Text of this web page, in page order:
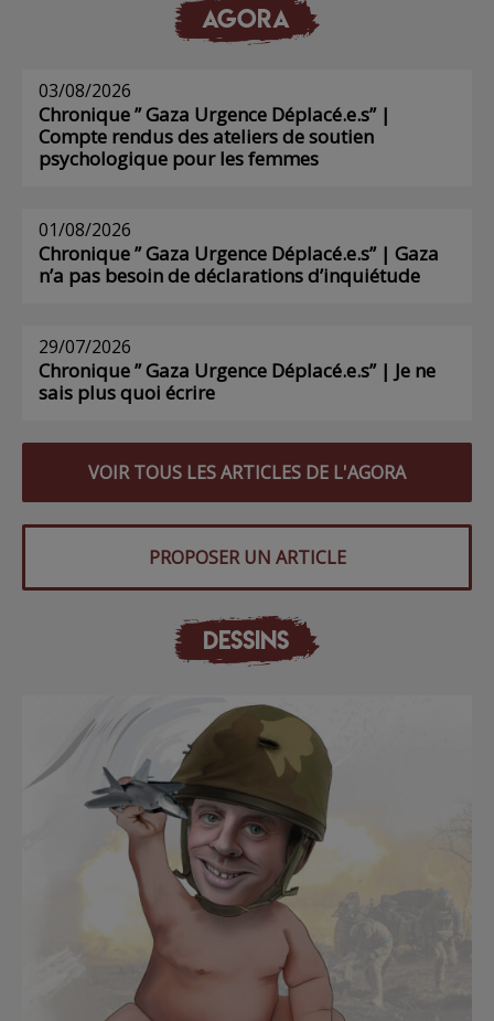
AGORA
03/08/2026
Chronique ” Gaza Urgence Déplacé.e.s” |
Compte rendus des ateliers de soutien
psychologique pour les femmes
01/08/2026
Chronique ” Gaza Urgence Déplacé.e.s” | Gaza
n’a pas besoin de déclarations d’inquiétude
29/07/2026
Chronique ” Gaza Urgence Déplacé.e.s” | Je ne
sais plus quoi écrire
VOIR TOUS LES ARTICLES DE L'AGORA
PROPOSER UN ARTICLE
DESSINS